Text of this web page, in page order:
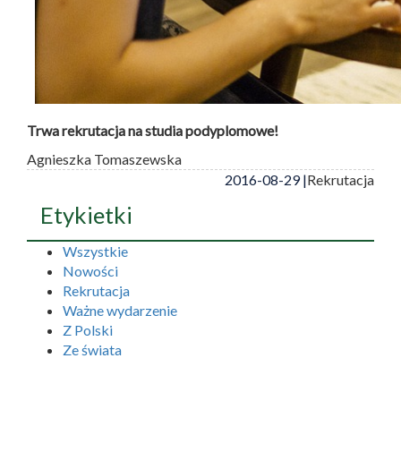
Trwa rekrutacja na studia podyplomowe!
Agnieszka Tomaszewska
2016-08-29 |Rekrutacja
Etykietki
Wszystkie
Nowości
Rekrutacja
Ważne wydarzenie
Z Polski
Ze świata